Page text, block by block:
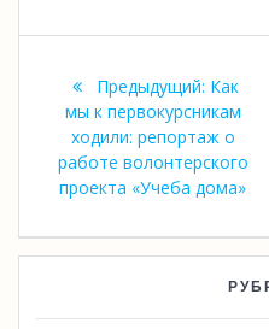
по
записям
Предыдущий:
запись:
Как
мы к первокурсникам
ходили: репортаж о
работе волонтерского
проекта «Учеба дома»